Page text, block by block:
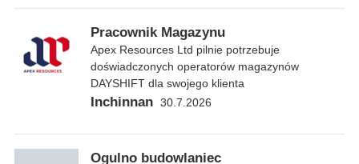
Pracownik Magazynu
Apex Resources Ltd pilnie potrzebuje
doświadczonych operatorów magazynów
DAYSHIFT dla swojego klienta
Inchinnan 30.7.2026
Ogulno budowlaniec